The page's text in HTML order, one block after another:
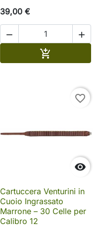
39,00 €
 


favorite_border
Cartuccera Venturini in
Cuoio Ingrassato
Marrone – 30 Celle per
Calibro 12